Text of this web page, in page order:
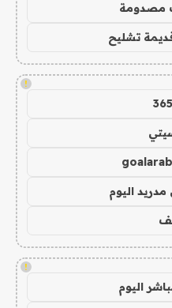
مصدومة
تشليح
!
اليوم
!
اليوم